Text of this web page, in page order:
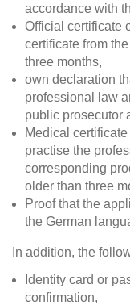
accordance with
Official certificate
certificate from
three months,
own declaration
professional law
public prosecutor
Medical
practise the
corresponding
older than three
Proof that the
the German
In addition, the
Identity card or
confirmation,